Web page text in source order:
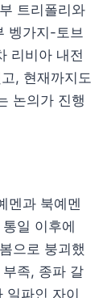
트리폴리와
벵가지-토브
리비아 내전
, 현재까지도
논의가 진행
멘과 북예멘
일 이후에
으로 붕괴했
족, 종파 갈
일파인 자이